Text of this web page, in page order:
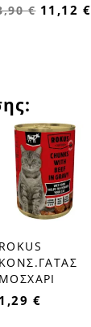
€ 11,12 €
ROKUS
ΚΟΝΣ.ΓΑΤΑΣ
ΜΟΣΧΑΡΙ
1,29 €